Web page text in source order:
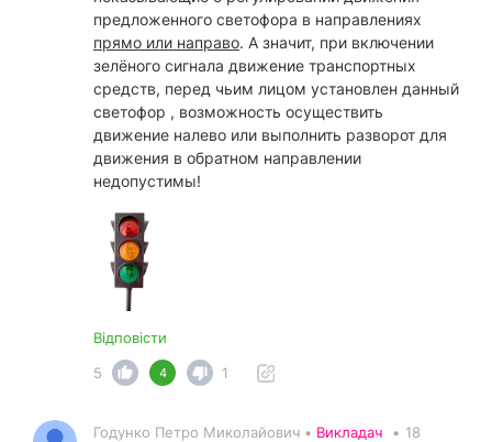
предложенного светофора в направлениях
прямо или направо. А значит, при включении
зелёного сигнала движение транспортных
средств, перед чьим лицом установлен данный
светофор , возможность осуществить
движение налево или выполнить разворот для
движения в обратном направлении
недопустимы!
Відповісти
5
4 1
Годунко Петро Миколайович • Викладач • 18